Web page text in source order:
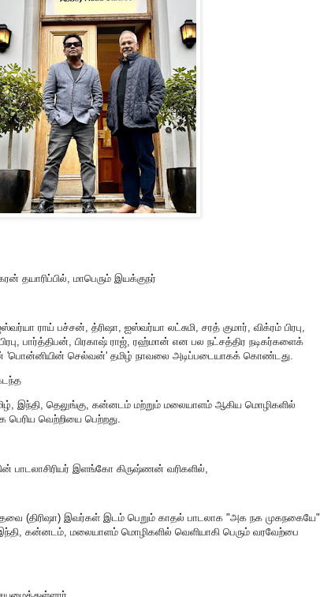
தயாரிப்பில், மாபெரும் இயக்குநர்
ராய் பச்சன், த்ரிஷா, ஐஸ்வர்யா லட்சுமி, சரத் குமார், விக்ரம் பிரபு,
பார்த்திபன், பிரகாஷ் ராஜ், ரஹ்மான் என பல நட்சத்திர நடிகர்களைக்
செல்வன்' தமிழ் நாவலை அடிப்படையாகக் கொண்டது.
இந்தி, தெலுங்கு, கன்னடம் மற்றும் மலையாளம் ஆகிய மொழிகளில்
பெரிய வெற்றியை பெற்றது.
பாடலாசிரியர் இளங்கோ கிருஷ்ணன் வரிகளில்,
(திரிஷா) இவர்கள் இடம் பெறும் காதல் பாடலாக "அக நக முகநகையே"
கன்னடம், மலையாளம் மொழிகளில் வெளியாகி பெரும் வரவேற்பை